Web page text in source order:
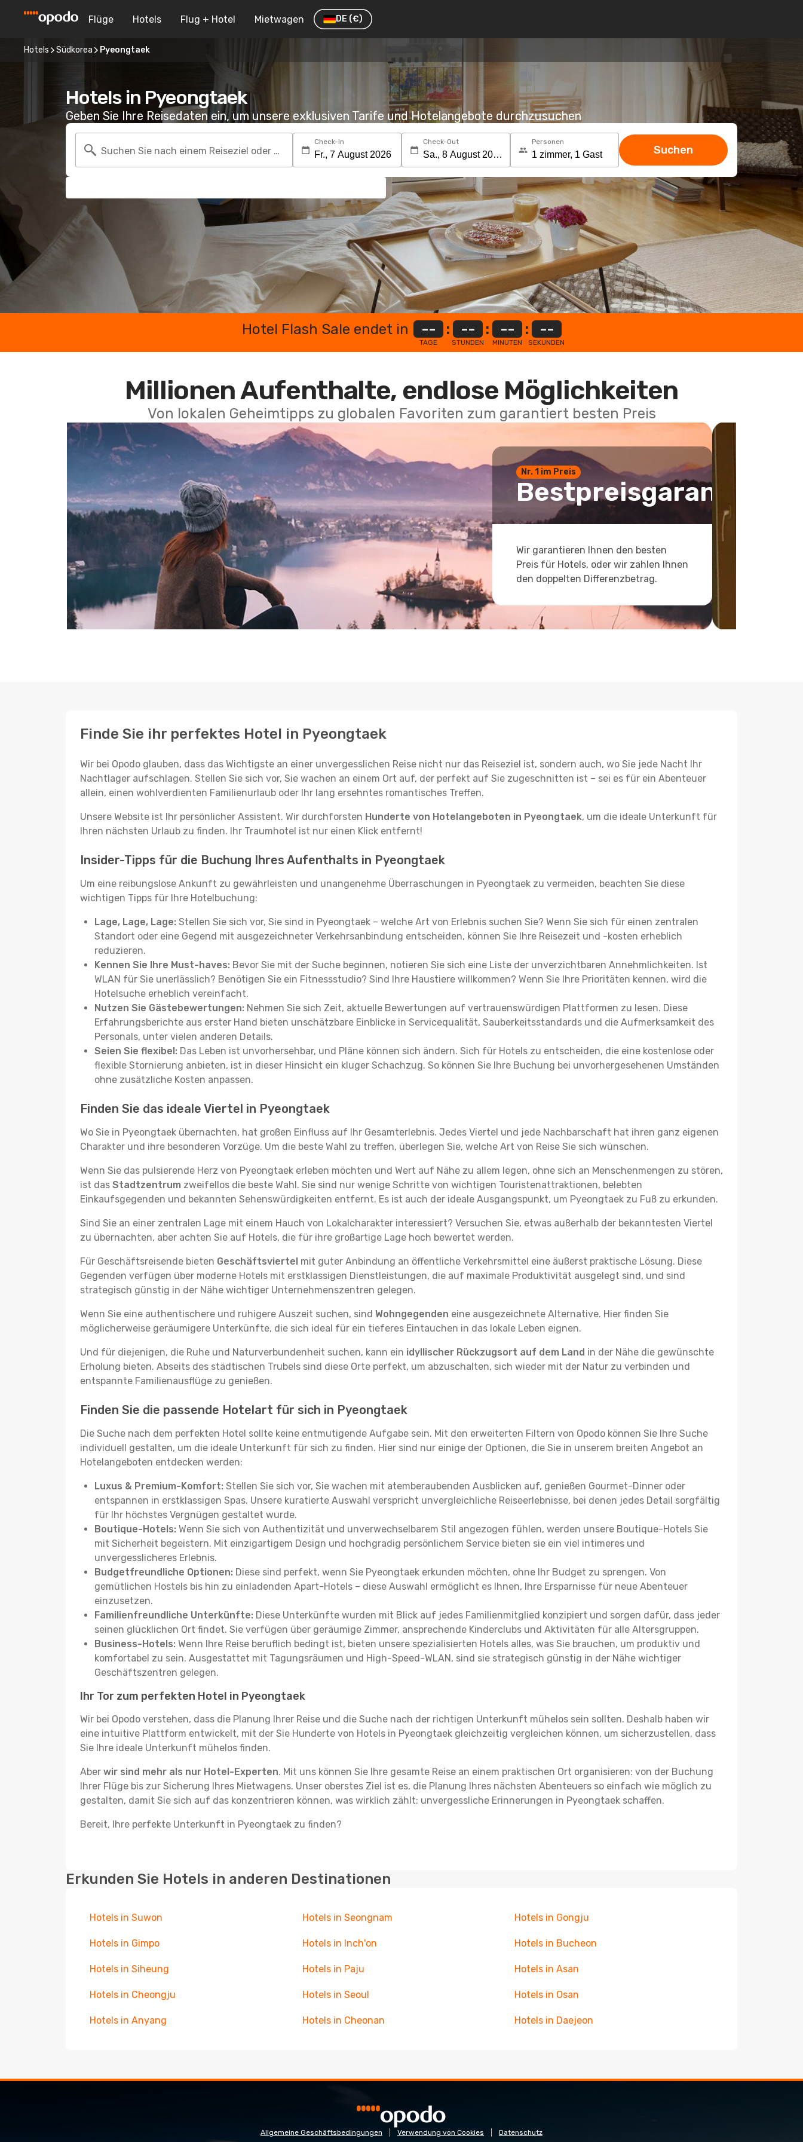
Flüge Hotels Flug + Hotel Mietwagen DE (€)
Hotels Südkorea Pyeongtaek
Hotels in Pyeongtaek
Geben Sie Ihre Reisedaten ein, um unsere exklusiven Tarife und Hotelangebote durchzusuchen
Suchen Sie nach einem Reiseziel oder Hotel
Check-In Check-Out Personen
Suchen
Hotel Flash Sale endet in --
TAGE
: --
STUNDEN
: --
MINUTEN
: --
SEKUNDEN
Millionen Aufenthalte, endlose Möglichkeiten
Von lokalen Geheimtipps zu globalen Favoriten zum garantiert besten Preis
Nr. 1 im Preis
Bestpreisgarantie
Wir garantieren Ihnen den besten
Preis für Hotels, oder wir zahlen Ihnen
den doppelten Differenzbetrag.
Finde Sie ihr perfektes Hotel in Pyeongtaek
Wir bei Opodo glauben, dass das Wichtigste an einer unvergesslichen Reise nicht nur das Reiseziel ist, sondern auch, wo Sie jede Nacht Ihr
Nachtlager aufschlagen. Stellen Sie sich vor, Sie wachen an einem Ort auf, der perfekt auf Sie zugeschnitten ist – sei es für ein Abenteuer
allein, einen wohlverdienten Familienurlaub oder Ihr lang ersehntes romantisches Treffen.
Unsere Website ist Ihr persönlicher Assistent. Wir durchforsten Hunderte von Hotelangeboten in Pyeongtaek, um die ideale Unterkunft für
Ihren nächsten Urlaub zu finden. Ihr Traumhotel ist nur einen Klick entfernt!
Insider-Tipps für die Buchung Ihres Aufenthalts in Pyeongtaek
Um eine reibungslose Ankunft zu gewährleisten und unangenehme Überraschungen in Pyeongtaek zu vermeiden, beachten Sie diese
wichtigen Tipps für Ihre Hotelbuchung:
Lage, Lage, Lage: Stellen Sie sich vor, Sie sind in Pyeongtaek – welche Art von Erlebnis suchen Sie? Wenn Sie sich für einen zentralen
Standort oder eine Gegend mit ausgezeichneter Verkehrsanbindung entscheiden, können Sie Ihre Reisezeit und -kosten erheblich
reduzieren.
Kennen Sie Ihre Must-haves: Bevor Sie mit der Suche beginnen, notieren Sie sich eine Liste der unverzichtbaren Annehmlichkeiten. Ist
WLAN für Sie unerlässlich? Benötigen Sie ein Fitnessstudio? Sind Ihre Haustiere willkommen? Wenn Sie Ihre Prioritäten kennen, wird die
Hotelsuche erheblich vereinfacht.
Nutzen Sie Gästebewertungen: Nehmen Sie sich Zeit, aktuelle Bewertungen auf vertrauenswürdigen Plattformen zu lesen. Diese
Erfahrungsberichte aus erster Hand bieten unschätzbare Einblicke in Servicequalität, Sauberkeitsstandards und die Aufmerksamkeit des
Personals, unter vielen anderen Details.
Seien Sie flexibel: Das Leben ist unvorhersehbar, und Pläne können sich ändern. Sich für Hotels zu entscheiden, die eine kostenlose oder
flexible Stornierung anbieten, ist in dieser Hinsicht ein kluger Schachzug. So können Sie Ihre Buchung bei unvorhergesehenen Umständen
ohne zusätzliche Kosten anpassen.
Finden Sie das ideale Viertel in Pyeongtaek
Wo Sie in Pyeongtaek übernachten, hat großen Einfluss auf Ihr Gesamterlebnis. Jedes Viertel und jede Nachbarschaft hat ihren ganz eigenen
Charakter und ihre besonderen Vorzüge. Um die beste Wahl zu treffen, überlegen Sie, welche Art von Reise Sie sich wünschen.
Wenn Sie das pulsierende Herz von Pyeongtaek erleben möchten und Wert auf Nähe zu allem legen, ohne sich an Menschenmengen zu stören,
ist das Stadtzentrum zweifellos die beste Wahl. Sie sind nur wenige Schritte von wichtigen Touristenattraktionen, belebten
Einkaufsgegenden und bekannten Sehenswürdigkeiten entfernt. Es ist auch der ideale Ausgangspunkt, um Pyeongtaek zu Fuß zu erkunden.
Sind Sie an einer zentralen Lage mit einem Hauch von Lokalcharakter interessiert? Versuchen Sie, etwas außerhalb der bekanntesten Viertel
zu übernachten, aber achten Sie auf Hotels, die für ihre großartige Lage hoch bewertet werden.
Für Geschäftsreisende bieten Geschäftsviertel mit guter Anbindung an öffentliche Verkehrsmittel eine äußerst praktische Lösung. Diese
Gegenden verfügen über moderne Hotels mit erstklassigen Dienstleistungen, die auf maximale Produktivität ausgelegt sind, und sind
strategisch günstig in der Nähe wichtiger Unternehmenszentren gelegen.
Wenn Sie eine authentischere und ruhigere Auszeit suchen, sind Wohngegenden eine ausgezeichnete Alternative. Hier finden Sie
möglicherweise geräumigere Unterkünfte, die sich ideal für ein tieferes Eintauchen in das lokale Leben eignen.
Und für diejenigen, die Ruhe und Naturverbundenheit suchen, kann ein idyllischer Rückzugsort auf dem Land in der Nähe die gewünschte
Erholung bieten. Abseits des städtischen Trubels sind diese Orte perfekt, um abzuschalten, sich wieder mit der Natur zu verbinden und
entspannte Familienausflüge zu genießen.
Finden Sie die passende Hotelart für sich in Pyeongtaek
Die Suche nach dem perfekten Hotel sollte keine entmutigende Aufgabe sein. Mit den erweiterten Filtern von Opodo können Sie Ihre Suche
individuell gestalten, um die ideale Unterkunft für sich zu finden. Hier sind nur einige der Optionen, die Sie in unserem breiten Angebot an
Hotelangeboten entdecken werden:
Luxus & Premium-Komfort: Stellen Sie sich vor, Sie wachen mit atemberaubenden Ausblicken auf, genießen Gourmet-Dinner oder
entspannen in erstklassigen Spas. Unsere kuratierte Auswahl verspricht unvergleichliche Reiseerlebnisse, bei denen jedes Detail sorgfältig
für Ihr höchstes Vergnügen gestaltet wurde.
Boutique-Hotels: Wenn Sie sich von Authentizität und unverwechselbarem Stil angezogen fühlen, werden unsere Boutique-Hotels Sie
mit Sicherheit begeistern. Mit einzigartigem Design und hochgradig persönlichem Service bieten sie ein viel intimeres und
unvergesslicheres Erlebnis.
Budgetfreundliche Optionen: Diese sind perfekt, wenn Sie Pyeongtaek erkunden möchten, ohne Ihr Budget zu sprengen. Von
gemütlichen Hostels bis hin zu einladenden Apart-Hotels – diese Auswahl ermöglicht es Ihnen, Ihre Ersparnisse für neue Abenteuer
einzusetzen.
Familienfreundliche Unterkünfte: Diese Unterkünfte wurden mit Blick auf jedes Familienmitglied konzipiert und sorgen dafür, dass jeder
seinen glücklichen Ort findet. Sie verfügen über geräumige Zimmer, ansprechende Kinderclubs und Aktivitäten für alle Altersgruppen.
Business-Hotels: Wenn Ihre Reise beruflich bedingt ist, bieten unsere spezialisierten Hotels alles, was Sie brauchen, um produktiv und
komfortabel zu sein. Ausgestattet mit Tagungsräumen und High-Speed-WLAN, sind sie strategisch günstig in der Nähe wichtiger
Geschäftszentren gelegen.
Ihr Tor zum perfekten Hotel in Pyeongtaek
Wir bei Opodo verstehen, dass die Planung Ihrer Reise und die Suche nach der richtigen Unterkunft mühelos sein sollten. Deshalb haben wir
eine intuitive Plattform entwickelt, mit der Sie Hunderte von Hotels in Pyeongtaek gleichzeitig vergleichen können, um sicherzustellen, dass
Sie Ihre ideale Unterkunft mühelos finden.
Aber wir sind mehr als nur Hotel-Experten. Mit uns können Sie Ihre gesamte Reise an einem praktischen Ort organisieren: von der Buchung
Ihrer Flüge bis zur Sicherung Ihres Mietwagens. Unser oberstes Ziel ist es, die Planung Ihres nächsten Abenteuers so einfach wie möglich zu
gestalten, damit Sie sich auf das konzentrieren können, was wirklich zählt: unvergessliche Erinnerungen in Pyeongtaek schaffen.
Bereit, Ihre perfekte Unterkunft in Pyeongtaek zu finden?
Erkunden Sie Hotels in anderen Destinationen
Hotels in Suwon Hotels in Seongnam Hotels in Gongju
Hotels in Gimpo Hotels in Inch'on Hotels in Bucheon
Hotels in Siheung Hotels in Paju Hotels in Asan
Hotels in Cheongju Hotels in Seoul Hotels in Osan
Hotels in Anyang Hotels in Cheonan Hotels in Daejeon
Allgemeine Geschäftsbedingungen Verwendung von Cookies Datenschutz